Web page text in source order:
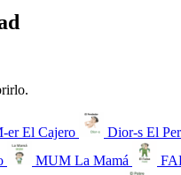
er El Cajero Dior-s El
MUM La Mamá